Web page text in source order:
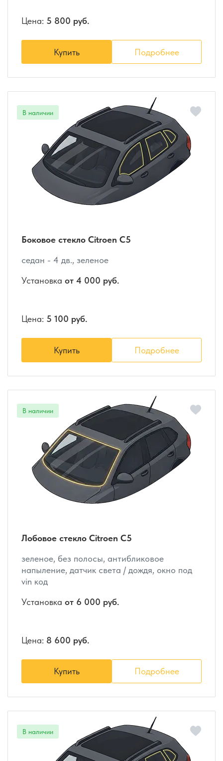
Цена: 5 800 руб.
Купить Подробнее
Боковое стекло Citroen C5
седан - 4 дв., зеленое
Установка от 4 000 руб.
Цена: 5 100 руб.
Купить Подробнее
Лобовое стекло Citroen C5
зеленое, без полосы, антибликовое
напыление, датчик света / дождя, окно под
vin код
Установка от 6 000 руб.
Цена: 8 600 руб.
Купить Подробнее